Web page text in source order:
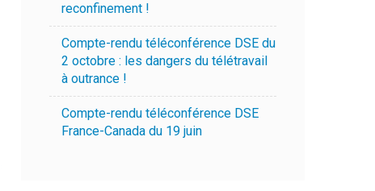
reconfinement !
Compte-rendu téléconférence DSE du
2 octobre : les dangers du télétravail
à outrance !
Compte-rendu téléconférence DSE
France-Canada du 19 juin